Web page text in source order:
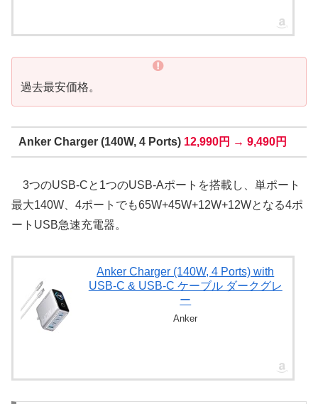
過去最安価格。
Anker Charger (140W, 4 Ports) 12,990円 → 9,490円
3つのUSB-Cと1つのUSB-Aポートを搭載し、単ポート
最大140W、4ポートでも65W+45W+12W+12Wとなる4ポ
ートUSB急速充電器。
Anker Charger (140W, 4 Ports) with
USB-C & USB-C ケーブル ダークグレ
ー
Anker